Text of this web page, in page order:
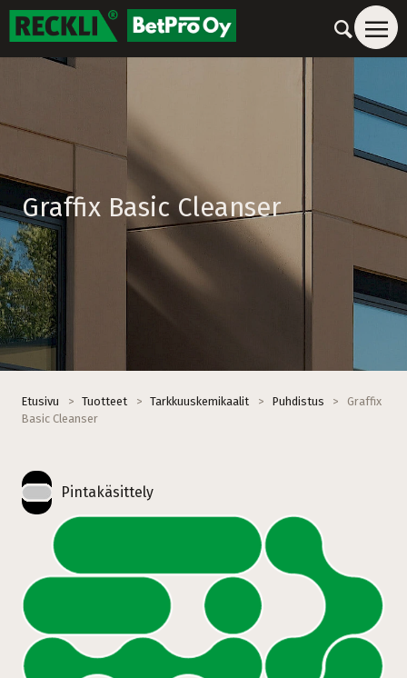
Graffix Basic Cleanser
Etusivu > Tuotteet > Tarkkuuskemikaalit > Puhdistus >
Graffix
Basic Cleanser
Pintakäsittely